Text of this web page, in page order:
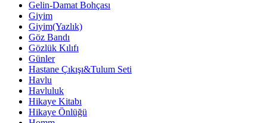
Gelin-Damat Bohçası
Giyim
Giyim(Yazlık)
Göz Bandı
Gözlük Kılıfı
Günler
Hastane Çıkışı&Tulum Seti
Havlu
Havluluk
Hikaye Kitabı
Hikaye Önlüğü